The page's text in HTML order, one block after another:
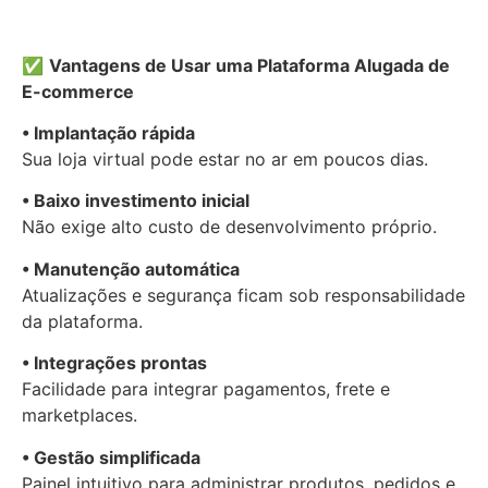
✅ Vantagens de Usar uma Plataforma Alugada de
E-commerce
• Implantação rápida
Sua loja virtual pode estar no ar em poucos dias.
• Baixo investimento inicial
Não exige alto custo de desenvolvimento próprio.
• Manutenção automática
Atualizações e segurança ficam sob responsabilidade
da plataforma.
• Integrações prontas
Facilidade para integrar pagamentos, frete e
marketplaces.
• Gestão simplificada
Painel intuitivo para administrar produtos, pedidos e